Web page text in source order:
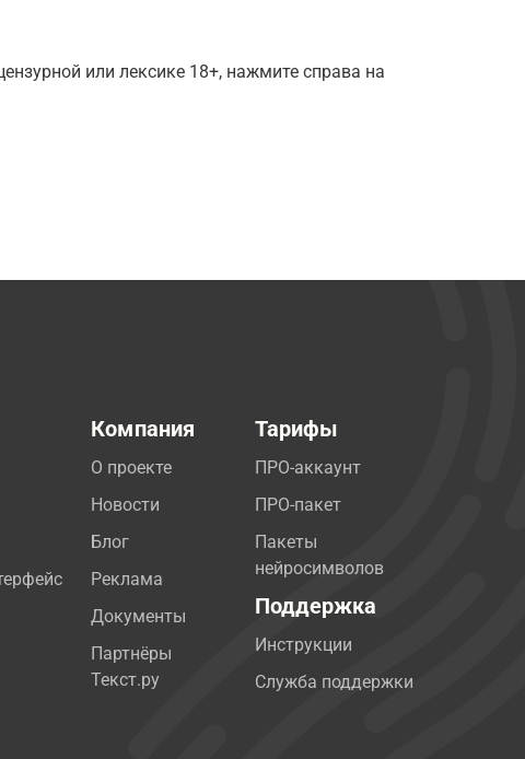
или лексике 18+, нажмите справа на
Компания
О проекте
Новости
Блог
Реклама
Документы
Партнёры
Текст.ру
Тарифы
ПРО-аккаунт
ПРО-пакет
Пакеты
нейросимволов
Поддержка
Инструкции
Служба поддержки